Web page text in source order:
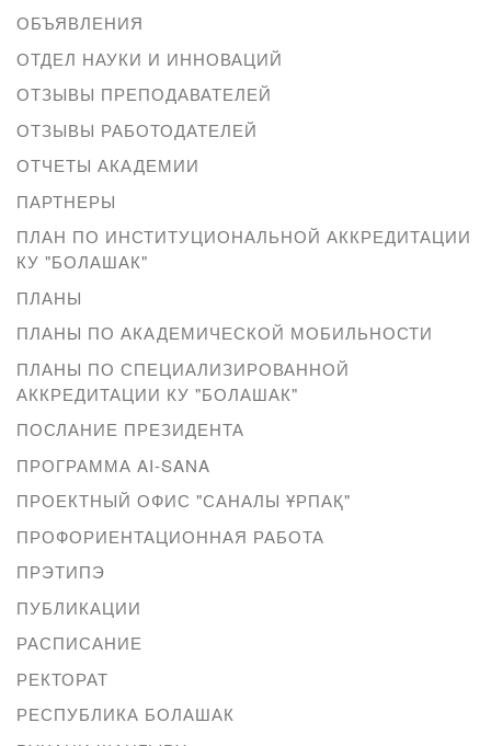
ОБЪЯВЛЕНИЯ
ОТДЕЛ НАУКИ И ИННОВАЦИЙ
ОТЗЫВЫ ПРЕПОДАВАТЕЛЕЙ
ОТЗЫВЫ РАБОТОДАТЕЛЕЙ
ОТЧЕТЫ АКАДЕМИИ
ПАРТНЕРЫ
ПЛАН ПО ИНСТИТУЦИОНАЛЬНОЙ АККРЕДИТАЦИИ
КУ "БОЛАШАК"
ПЛАНЫ
ПЛАНЫ ПО АКАДЕМИЧЕСКОЙ МОБИЛЬНОСТИ
ПЛАНЫ ПО СПЕЦИАЛИЗИРОВАННОЙ
АККРЕДИТАЦИИ КУ "БОЛАШАК"
ПОСЛАНИЕ ПРЕЗИДЕНТА
ПРОГРАММА AI-SANA
ПРОЕКТНЫЙ ОФИС "САНАЛЫ ҰРПАҚ"
ПРОФОРИЕНТАЦИОННАЯ РАБОТА
ПРЭТИПЭ
ПУБЛИКАЦИИ
РАСПИСАНИЕ
РЕКТОРАТ
РЕСПУБЛИКА БОЛАШАК